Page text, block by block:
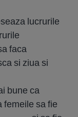
lucrurile
faca
si ziua si
bune ca
femeile sa fie